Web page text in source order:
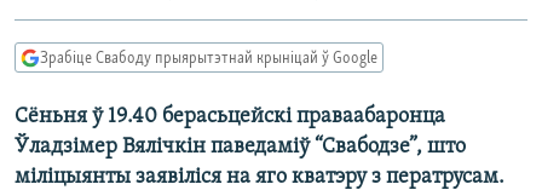
Перайсьці
да
пошукуБЕЛАРУСЫ НА ВАЙНЕ
ПАЛІТВЯЗЬНІ
КУЛЬТУРА
АЎДЫЁКНІГІ
PREMIUM
МОВА
TWITTER
Усе сайты РС/РСЭ
Зрабіце Свабоду прыярытэтнай крыніцай ў Google
Сёньня ў 19.40 берасьцейскі праваабаронца
Ўладзімер Вялічкін паведаміў “Свабодзе”, што
міліцыянты заявіліся на яго кватэру з ператрусам.